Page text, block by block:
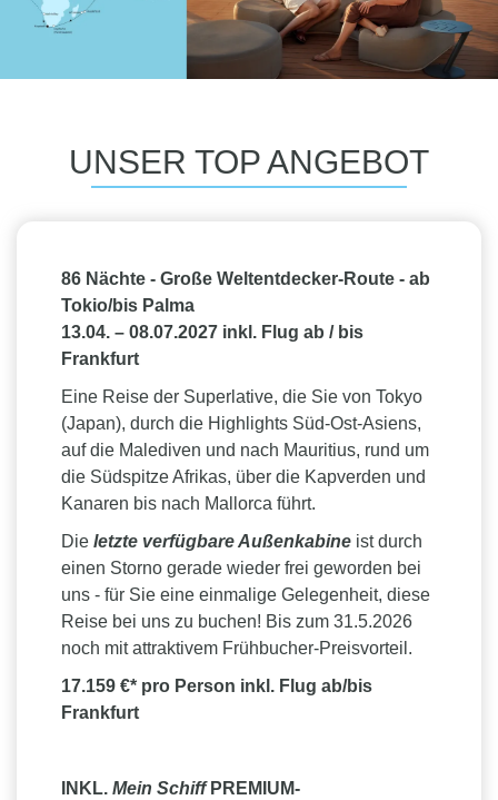
UNSER TOP ANGEBOT
86 Nächte - Große Weltentdecker-Route - ab
Tokio/bis Palma
13.04. – 08.07.2027 inkl. Flug ab / bis
Frankfurt
Eine Reise der Superlative, die Sie von Tokyo
(Japan), durch die Highlights Süd-Ost-Asiens,
auf die Malediven und nach Mauritius, rund um
die Südspitze Afrikas, über die Kapverden und
Kanaren bis nach Mallorca führt.
Die letzte verfügbare Außenkabine ist durch
einen Storno gerade wieder frei geworden bei
uns - für Sie eine einmalige Gelegenheit, diese
Reise bei uns zu buchen! Bis zum 31.5.2026
noch mit attraktivem Frühbucher-Preisvorteil.
17.159 €* pro Person inkl. Flug ab/bis
Frankfurt
INKL. Mein Schiff PREMIUM-